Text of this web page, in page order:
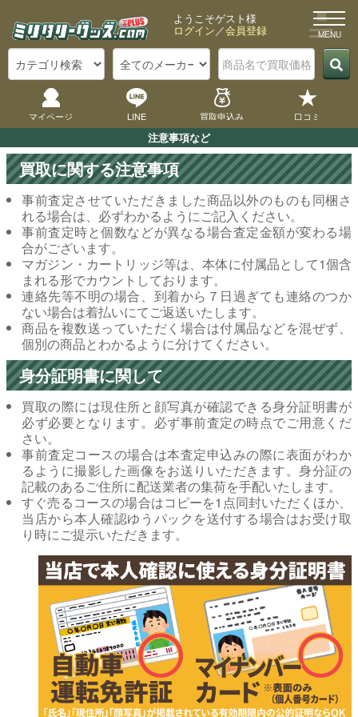
注意事項など
ようこそゲスト様
ログイン／会員登録
ニ
ュ
宅
配
取
の
り
大
買
取
ボ
ー
ス
レ
ビ
ュ
ボ
マイページ LINE 買取申込み 口コミ
買取に関する注意事項
事前査定させていただきました商品以外のものも同梱さ
れる場合は、必ずわかるようにご記入ください。
事前査定時と個数などが異なる場合査定金額が変わる場
合がございます。
マガジン・カートリッジ等は、本体に付属品として1個含
まれる形でカウントしております。
連絡先等不明の場合、到着から７日過ぎても連絡のつか
ない場合は着払いにてご返送いたします。
商品を複数送っていただく場合は付属品などを混ぜず、
個別の商品とわかるように分けてください。
身分証明書に関して
買取の際には現住所と顔写真が確認できる身分証明書が
必ず必要となります。必ず事前査定の時点でご用意くだ
さい。
事前査定コースの場合は本査定申込みの際に表面がわか
るように撮影した画像をお送りいただきます。身分証の
記載のあるご住所に配送業者の集荷を手配いたします。
すぐ売るコースの場合はコピーを1点同封いただくほか、
当店から本人確認ゆうパックを送付する場合はお受け取
り時にご提示いただきます。